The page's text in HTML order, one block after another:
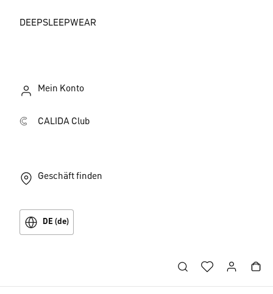
DEEPSLEEPWEAR
Mein Konto
CALIDA Club
Geschäft finden
DE (de)